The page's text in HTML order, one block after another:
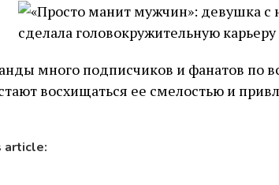
много подписчиков и фанатов по
восхищаться ее смелостью и
article: